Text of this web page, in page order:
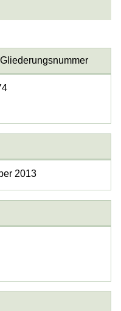
2013